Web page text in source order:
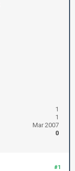
1
1
Mar 2007
0
#1